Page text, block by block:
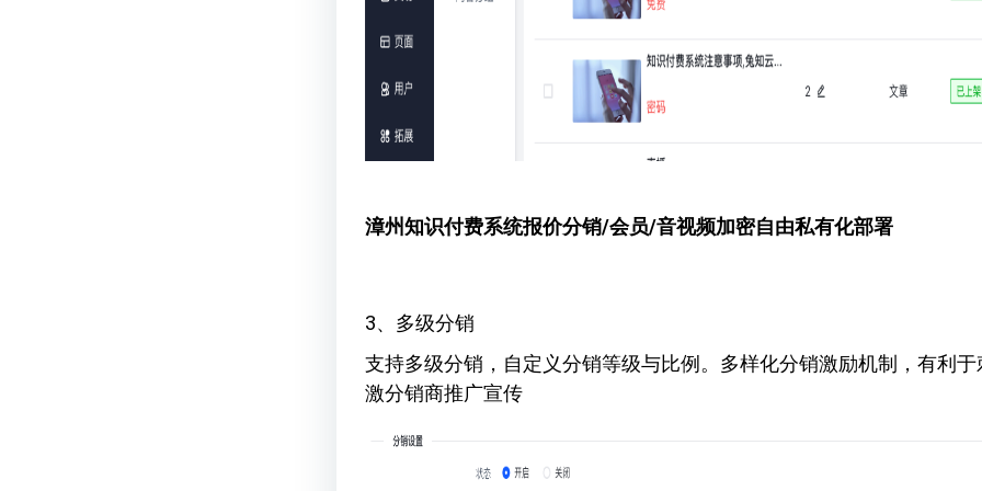
漳州知识付费系统报价分销/会员/音视频加密自由私有化部署
3、多级分销
支持多级分销，自定义分销等级与比例。多样化分销激励机制，有利于
激分销商推广宣传